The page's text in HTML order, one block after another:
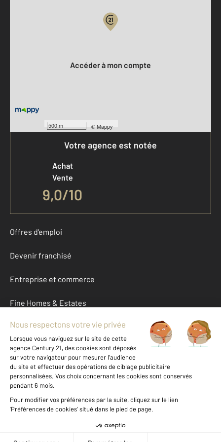
500 m ©Mappy
Accéder à mon compte
Votre agence est notée
Achat
Vente
9,0/10
Offres d'emploi
Devenir franchisé
Entreprise et commerce
Fine Homes & Estates
À propos
International
Nous contacter
Données personnelles